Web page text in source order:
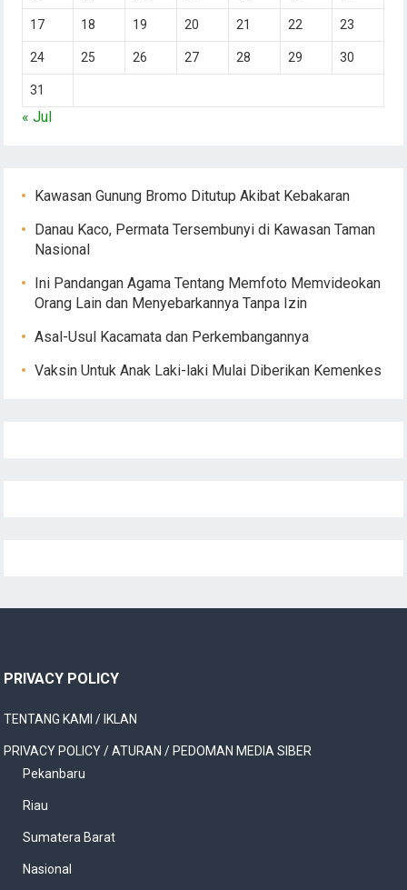
17 18 19 20 21 22 23
24 25 26 27 28 29 30
31
« Jul
Kawasan Gunung Bromo Ditutup Akibat Kebakaran
Danau Kaco, Permata Tersembunyi di Kawasan Taman
Nasional
Ini Pandangan Agama Tentang Memfoto Memvideokan
Orang Lain dan Menyebarkannya Tanpa Izin
Asal-Usul Kacamata dan Perkembangannya
Vaksin Untuk Anak Laki-laki Mulai Diberikan Kemenkes
PRIVACY POLICY
TENTANG KAMI / IKLAN
PRIVACY POLICY / ATURAN / PEDOMAN MEDIA SIBER
Pekanbaru
Riau
Sumatera Barat
Nasional